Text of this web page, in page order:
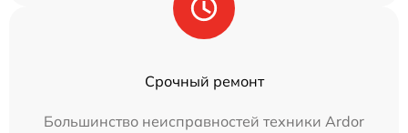
Срочный ремонт
Большинство неисправностей техники Ardor